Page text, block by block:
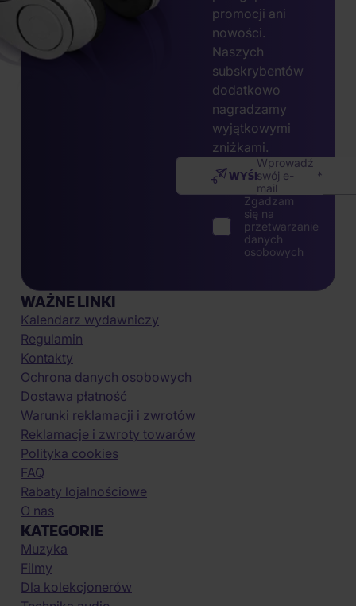
promocji ani
nowości.
Naszych
subskrybentów
dodatkowo
nagradzamy
wyjątkowymi
zniżkami.
Wprowadź
swój e-
mail
WYŚLIJ
Zgadzam
się na
przetwarzanie
danych
osobowych
WAŻNE LINKI
Kalendarz wydawniczy
Regulamin
Kontakty
Ochrona danych osobowych
Dostawa płatność
Warunki reklamacji i zwrotów
Reklamacje i zwroty towarów
Polityka cookies
FAQ
Rabaty lojalnościowe
O nas
KATEGORIE
Muzyka
Filmy
Dla kolekcjonerów